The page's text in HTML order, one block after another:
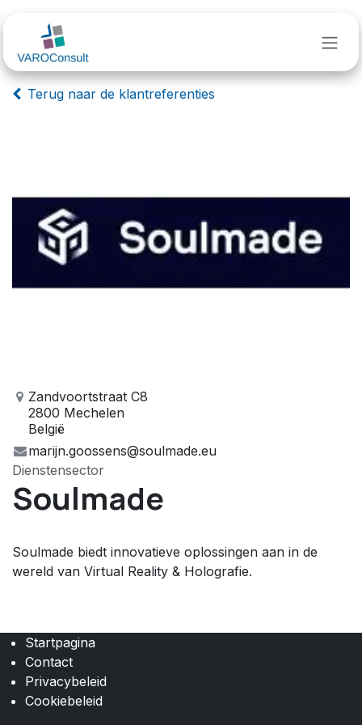
Terug naar de klantreferenties
Zandvoortstraat C8
2800 Mechelen
België
marijn.goossens@soulmade.eu
Dienstensector
Soulmade
Soulmade biedt innovatieve oplossingen aan in de
wereld van Virtual Reality & Holografie.
Startpagina
Contact
Privacybeleid
Cookiebeleid